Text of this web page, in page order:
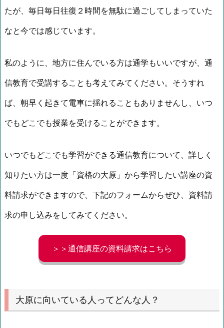
たが、毎日毎日往復２時間を無駄に過ごしてしまっていた
なと今では感じています。
私のように、地方に住んでいる方は通学もいいですが、通
信教育で受講することも考えてみてください。そうすれ
ば、朝早く起きて電車に揺れることもありませんし、いつ
でもどこでも授業を受けることができます。
いつでもどこでも学習ができる通信教育について、詳しく
知りたい方は一度「資格の大原」から学習したい講座の資
料請求ができますので、下記のフォームからぜひ、資料請
求の申し込みをしてみてください。
＞＞通信講座の資料請求はこちら
大原に向いている人ってどんな人？